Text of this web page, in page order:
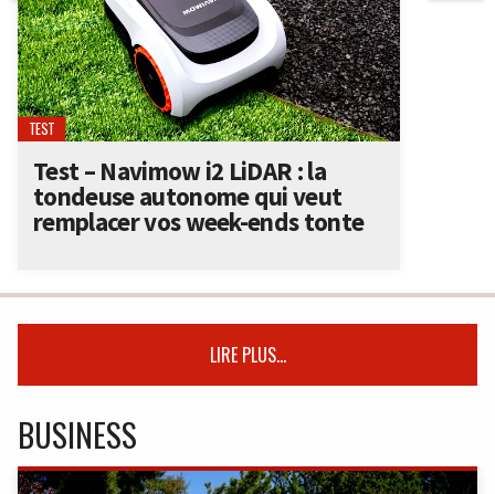
TEST
Test – Navimow i2 LiDAR : la
tondeuse autonome qui veut
remplacer vos week-ends tonte
LIRE PLUS...
BUSINESS